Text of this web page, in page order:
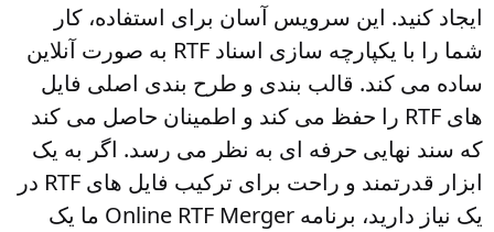
ایجاد کنید. این سرویس آسان برای استفاده، کار
شما را با یکپارچه سازی اسناد RTF به صورت آنلاین
ساده می کند. قالب بندی و طرح بندی اصلی فایل
های RTF را حفظ می کند و اطمینان حاصل می کند
که سند نهایی حرفه ای به نظر می رسد. اگر به یک
ابزار قدرتمند و راحت برای ترکیب فایل های RTF در
یک نیاز دارید، برنامه Online RTF Merger ما یک